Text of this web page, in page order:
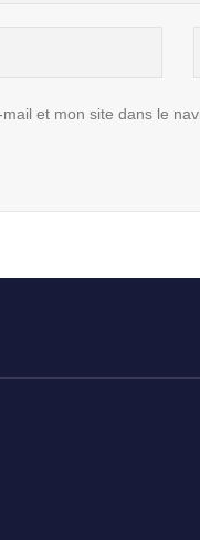
et mon site dans le